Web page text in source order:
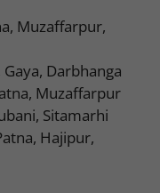
Muzaffarpur,
Darbhanga
Muzaffarpur
Sitamarhi
Hajipur,